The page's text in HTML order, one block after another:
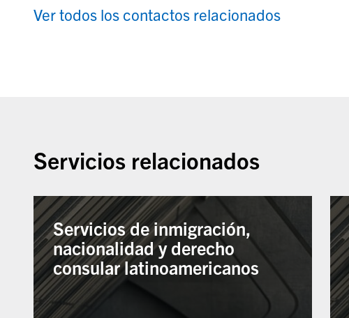
Ver todos los contactos relacionados
Servicios relacionados
Servicios de inmigración,
nacionalidad y derecho
consular latinoamericanos